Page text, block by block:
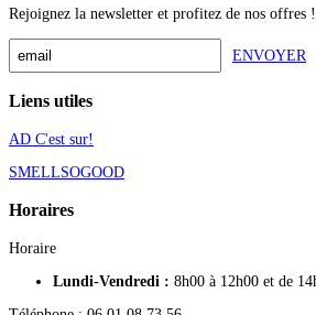
Rejoignez la newsletter et profitez de nos offres !
ENVOYER
Liens utiles
AD C'est sur!
SMELLSOGOOD
Horaires
Horaire
Lundi-Vendredi : 8h00 à 12h00 et de